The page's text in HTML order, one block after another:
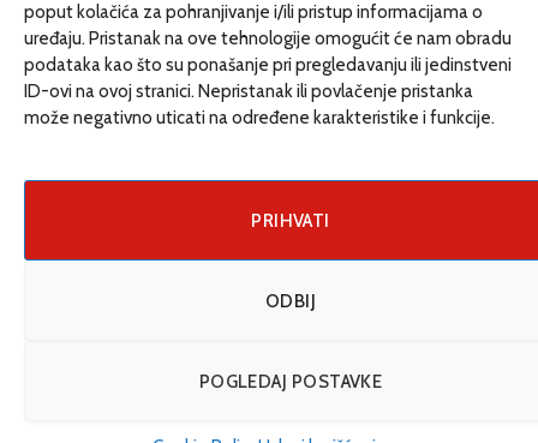
poput kolačića za pohranjivanje i/ili pristup informacijama o
uređaju. Pristanak na ove tehnologije omogućit će nam obradu
podataka kao što su ponašanje pri pregledavanju ili jedinstveni
ID-ovi na ovoj stranici. Nepristanak ili povlačenje pristanka
može negativno uticati na određene karakteristike i funkcije.
PRIHVATI
ODBIJ
POGLEDAJ POSTAVKE
Dosije
Drugi pišu
Društvo